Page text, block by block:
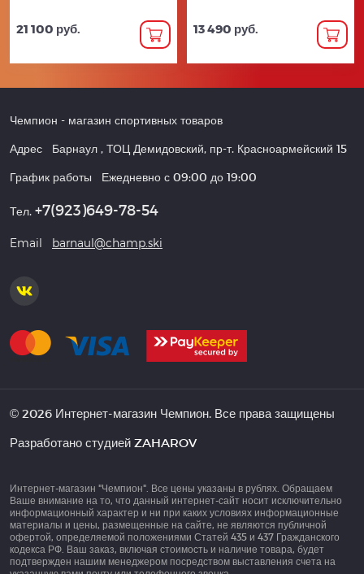
21 100 руб. 13 490 руб.
Чемпион - магазин спортивных товаров
Адрес Барнаул , ТОЦ Демидовский, пр-т. Красноармейский 15
График работы Ежедневно с 09:00 до 19:00
Тел. +7(923)649-78-54
Email barnaul@champ.ski
© 2026 Интернет-магазин Чемпион. Все права защищены
Разработано студией ZAHAROV
Интернет-магазин "Чемпион". Все цены указаны в рублях. Обращаем
Ваше внимание на то, что данный интернет-сайт носит исключительно
информационный характер и ни при каких условиях информационные
материалы и цены, размещенные на сайте, не являются публичной
офертой, определяемой положениями Статей 435 и 437 Гражданского
кодекса РФ. Ваш заказ, включая стоимость и наличие товара, будет
подтвержден нашим менеджером посредством выставления счета на